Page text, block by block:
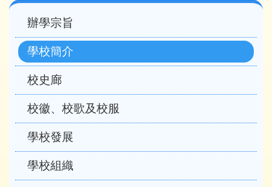
Main
navigation
辦學宗旨
學校簡介
校史廊
校徽、校歌及校服
學校發展
學校組織